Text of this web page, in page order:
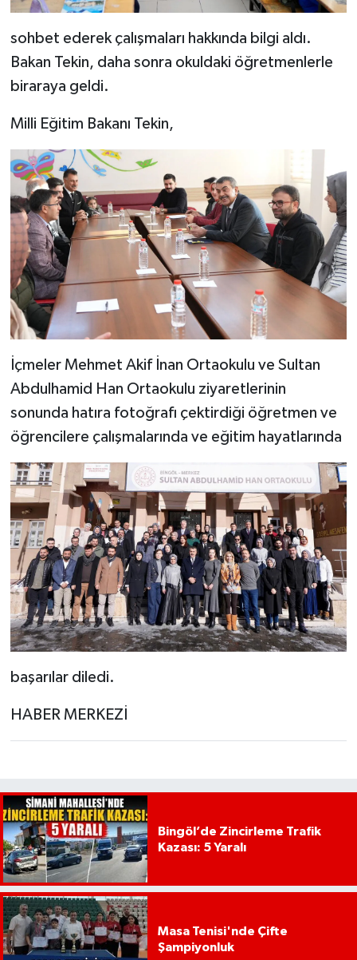
sohbet ederek çalışmaları hakkında bilgi aldı.
Bakan Tekin, daha sonra okuldaki öğretmenlerle
biraraya geldi.
Milli Eğitim Bakanı Tekin,
İçmeler Mehmet Akif İnan Ortaokulu ve Sultan
Abdulhamid Han Ortaokulu ziyaretlerinin
sonunda hatıra fotoğrafı çektirdiği öğretmen ve
öğrencilere çalışmalarında ve eğitim hayatlarında
başarılar diledi.
HABER MERKEZİ
Bingöl’de Zincirleme Trafik
Kazası: 5 Yaralı
Masa Tenisi'nde Çifte
Şampiyonluk